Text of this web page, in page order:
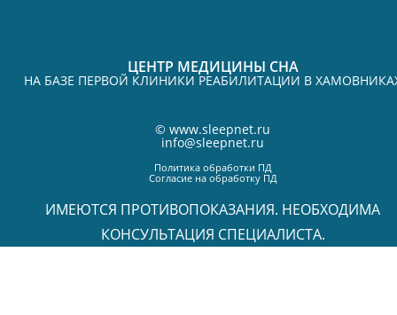
ЦЕНТР МЕДИЦИНЫ СНА
НА БАЗЕ ПЕРВОЙ КЛИНИКИ РЕАБИЛИТАЦИИ В
© www.sleepnet.ru
info@sleepnet.ru
Политика обработки ПД
Согласие на обработку ПД
ИМЕЮТСЯ ПРОТИВОПОКАЗАНИЯ. НЕОБХОДИМА
КОНСУЛЬТАЦИЯ СПЕЦИАЛИСТА.